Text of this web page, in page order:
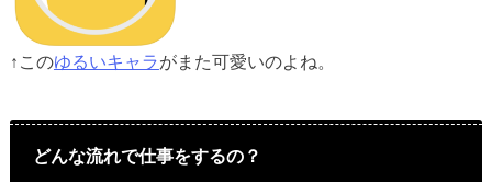
↑このゆるいキャラがまた可愛いのよね。
どんな流れで仕事をするの？